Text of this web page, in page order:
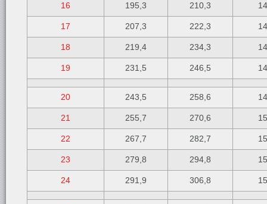
16 195,3 210,3
17 207,3 222,3
18 219,4 234,3
19 231,5 246,5
20 243,5 258,6
21 255,7 270,6
22 267,7 282,7
23 279,8 294,8
24 291,9 306,8